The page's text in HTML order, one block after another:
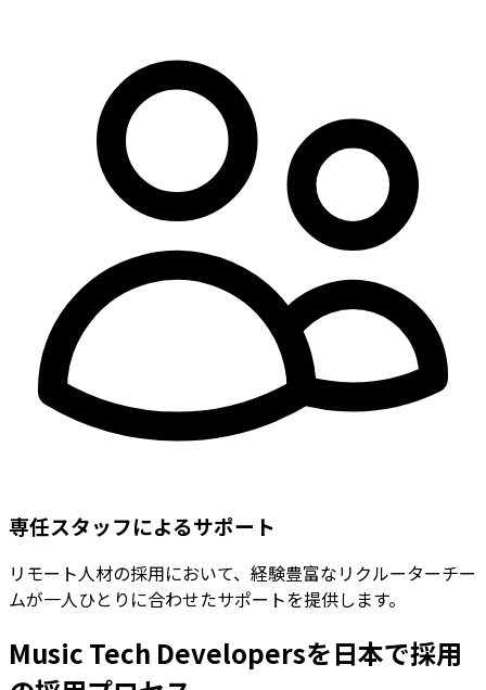
専任スタッフによるサポート
リモート人材の採用において、経験豊富なリクルーターチー
ムが一人ひとりに合わせたサポートを提供します。
Music Tech Developersを日本で採用